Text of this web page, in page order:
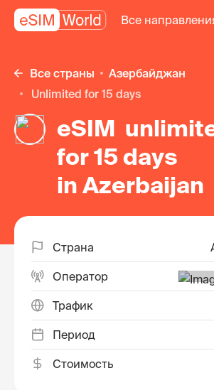
Все
Все страны
Азербайджан
unlimited for 15 days
eSIM
for 15 days
in Azerbaijan
Страна
Оператор
Трафик
Период
Стоимость